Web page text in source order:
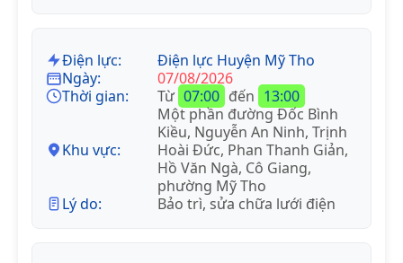
Điện lực:
Điện lực Huyện Mỹ Tho
Ngày:
07/08/2026
Thời gian:
Từ 07:00 đến 13:00
Khu vực:
Một phần đường Đốc Bình
Kiều, Nguyễn An Ninh, Trịnh
Hoài Đức, Phan Thanh Giản,
Hồ Văn Ngà, Cô Giang,
phường Mỹ Tho
Lý do:
Bảo trì, sửa chữa lưới điện